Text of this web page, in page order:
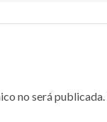
no será publicada.